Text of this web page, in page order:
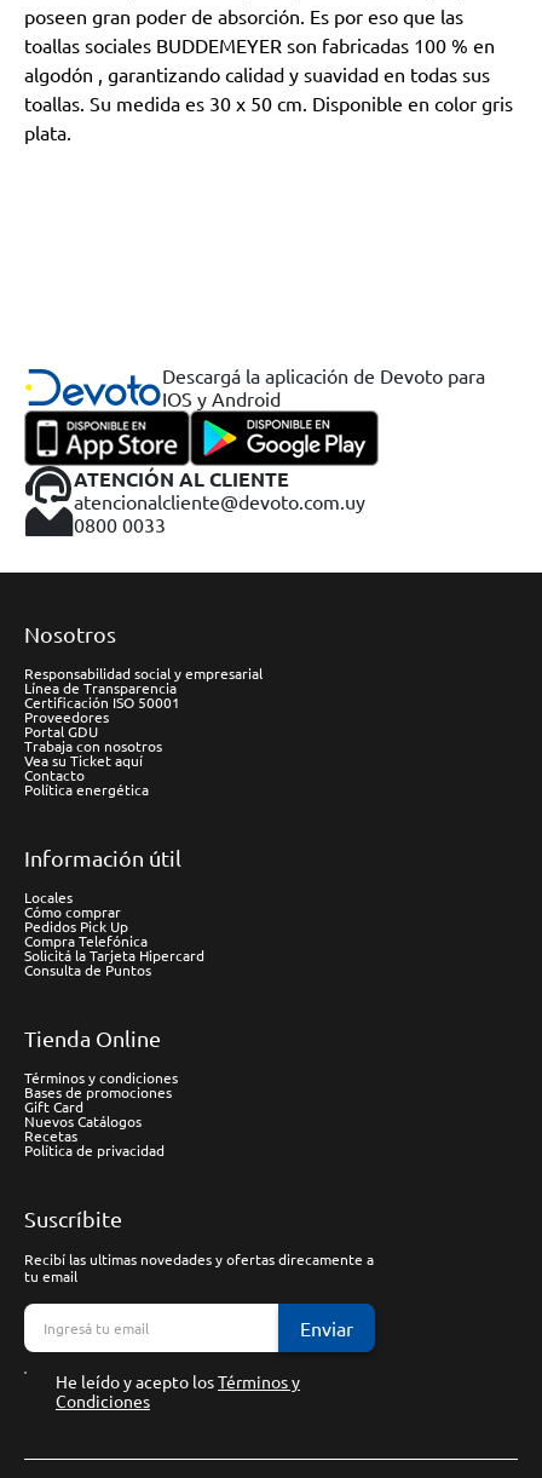
poseen gran poder de absorción. Es por eso que las
toallas sociales BUDDEMEYER son fabricadas 100 % en
algodón , garantizando calidad y suavidad en todas sus
toallas. Su medida es 30 x 50 cm. Disponible en color gris
plata.
Descargá la aplicación de Devoto para
IOS y Android
ATENCIÓN AL CLIENTE
atencionalcliente@devoto.com.uy
0800 0033
Nosotros
Responsabilidad social y empresarial
Línea de Transparencia
Certificación ISO 50001
Proveedores
Portal GDU
Trabaja con nosotros
Vea su Ticket aquí
Contacto
Política energética
Información útil
Locales
Cómo comprar
Pedidos Pick Up
Compra Telefónica
Solicitá la Tarjeta Hipercard
Consulta de Puntos
Tienda Online
Términos y condiciones
Bases de promociones
Gift Card
Nuevos Catálogos
Recetas
Política de privacidad
Suscríbite
Recibí las ultimas novedades y ofertas direcamente a
tu email
Enviar
He leído y acepto losTérminos y
Condiciones